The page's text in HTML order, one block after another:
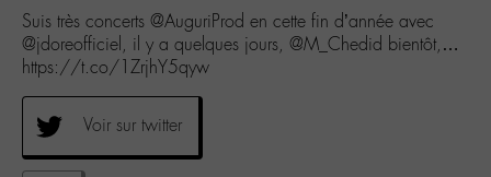
Suis très concerts @AuguriProd en cette fin d’année avec
@jdoreofficiel, il y a quelques jours, @M_Chedid bientôt,…
https://t.co/1ZrjhY5qyw
Voir sur twitter